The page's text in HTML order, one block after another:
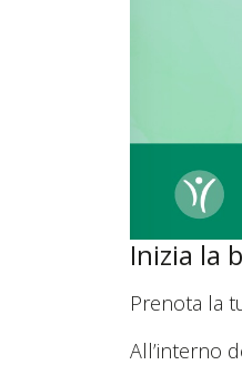
Inizia la
Prenota la
All’interno